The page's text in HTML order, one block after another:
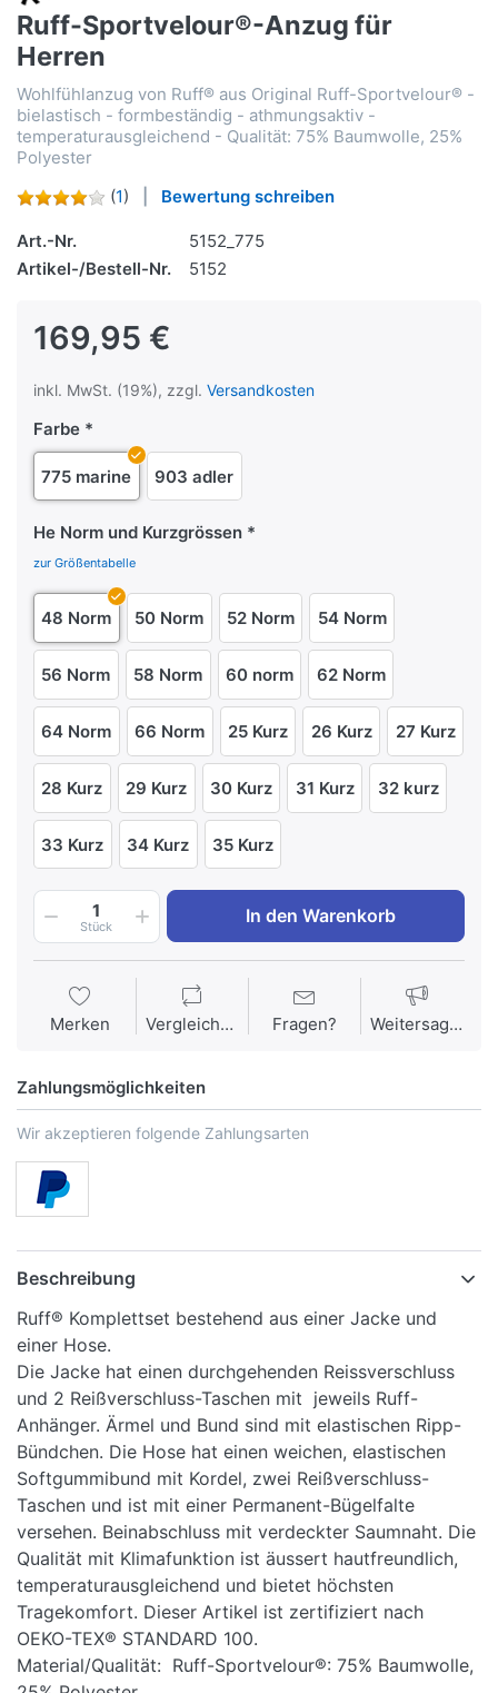
Ruff-Sportvelour®-Anzug für
Herren
Wohlfühlanzug von Ruff® aus Original Ruff-Sportvelour® -
bielastisch - formbeständig - athmungsaktiv -
temperaturausgleichend - Qualität: 75% Baumwolle, 25%
Polyester
(1) Bewertung schreiben
Art.-Nr.
5152_775
Artikel-/Bestell-Nr.
5152
169,95 €
inkl. MwSt. (19%), zzgl. Versandkosten
Farbe
775 marine 903 adler
He Norm und Kurzgrössen
zur Größentabelle
48 Norm 50 Norm 52 Norm 54 Norm
56 Norm 58 Norm 60 norm 62 Norm
64 Norm 66 Norm 25 Kurz 26 Kurz 27 Kurz
28 Kurz 29 Kurz 30 Kurz 31 Kurz 32 kurz
33 Kurz 34 Kurz 35 Kurz
1
Stück In den Warenkorb
Merken Vergleichen Fragen? Weitersagen
Zahlungsmöglichkeiten
Wir akzeptieren folgende Zahlungsarten
Beschreibung
Ruff® Komplettset bestehend aus einer Jacke und
einer Hose.
Die Jacke hat einen durchgehenden Reissverschluss
und 2 Reißverschluss-Taschen mit jeweils Ruff-
Anhänger. Ärmel und Bund sind mit elastischen Ripp-
Bündchen. Die Hose hat einen weichen, elastischen
Softgummibund mit Kordel, zwei Reißverschluss-
Taschen und ist mit einer Permanent-Bügelfalte
versehen. Beinabschluss mit verdeckter Saumnaht. Die
Qualität mit Klimafunktion ist äussert hautfreundlich,
temperaturausgleichend und bietet höchsten
Tragekomfort. Dieser Artikel ist zertifiziert nach
OEKO-TEX® STANDARD 100.
Material/Qualität: Ruff-Sportvelour®: 75% Baumwolle,